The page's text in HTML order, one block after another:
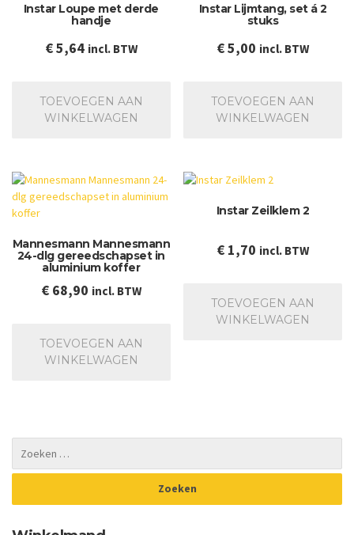
Instar Loupe met derde
handje
€5,64 incl. BTW
TOEVOEGEN AAN
WINKELWAGEN
Instar Lijmtang, set á 2
stuks
€5,00 incl. BTW
TOEVOEGEN AAN
WINKELWAGEN
Mannesmann Mannesmann
24-dlg gereedschapset in
aluminium koffer
€68,90 incl. BTW
TOEVOEGEN AAN
WINKELWAGEN
Instar Zeilklem 2
€ 1,70 incl. BTW
TOEVOEGEN AAN
WINKELWAGEN